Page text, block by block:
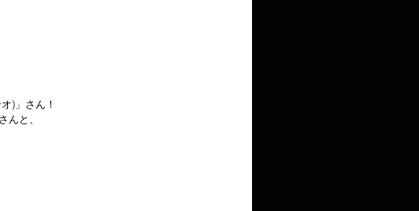
)」さん！
と、